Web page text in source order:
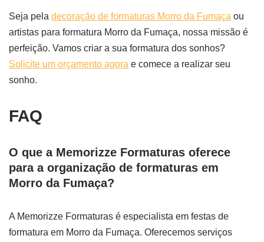
Seja pela decoração de formaturas Morro da Fumaça ou
artistas para formatura Morro da Fumaça, nossa missão é
perfeição. Vamos criar a sua formatura dos sonhos?
Solicite um orçamento agora e comece a realizar seu
sonho.
FAQ
O que a Memorizze Formaturas oferece
para a organização de formaturas em
Morro da Fumaça?
A Memorizze Formaturas é especialista em festas de
formatura em Morro da Fumaça. Oferecemos serviços